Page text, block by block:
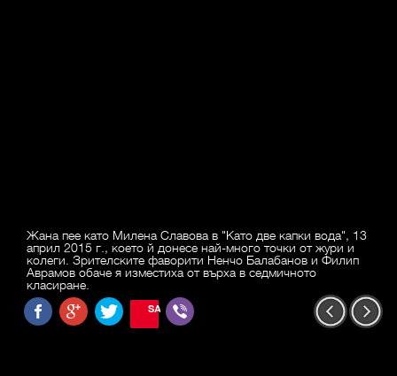
Жана пее като Милена Славова в "Като две капки вода", 13
април 2015 г., което й донесе най-много точки от жури и
колеги. Зрителските фаворити Ненчо Балабанов и Филип
Аврамов обаче я изместиха от върха в седмичното
класиране.
SAVE